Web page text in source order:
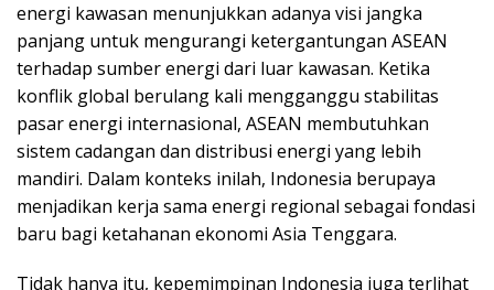
energi kawasan menunjukkan adanya visi jangka
panjang untuk mengurangi ketergantungan ASEAN
terhadap sumber energi dari luar kawasan. Ketika
konflik global berulang kali mengganggu stabilitas
pasar energi internasional, ASEAN membutuhkan
sistem cadangan dan distribusi energi yang lebih
mandiri. Dalam konteks inilah, Indonesia berupaya
menjadikan kerja sama energi regional sebagai fondasi
baru bagi ketahanan ekonomi Asia Tenggara.
Tidak hanya itu, kepemimpinan Indonesia juga terlihat